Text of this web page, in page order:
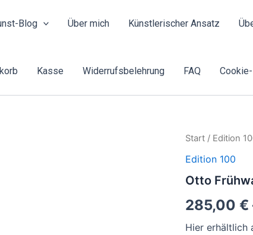
Blog Über mich Künstlerischer Ansatz
Kasse Widerrufsbelehrung FAQ
Start / Edition
Edition 100
Otto
285,00 €
Hier erhältlich
Otto
"Die
Menge